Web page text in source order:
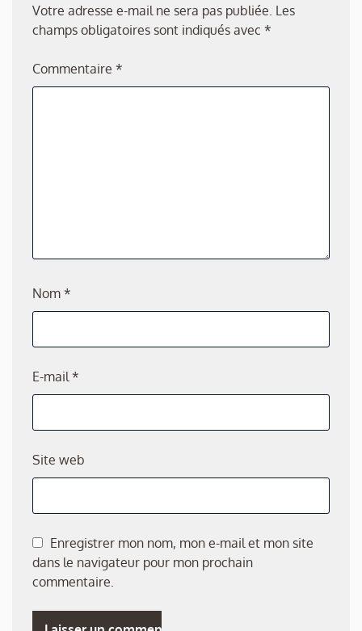
Votre adresse e-mail ne sera pas publiée. Les
champs obligatoires sont indiqués avec *
Commentaire *
Nom *
E-mail*
Site web
Enregistrer mon nom, mon e-mail et mon site
dans le navigateur pour mon prochain
commentaire.